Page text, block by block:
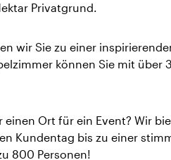
Privatgrund.
wir Sie zu einer
können Sie mit
einen Ort für ein Event? Wir
Kundentag bis zu einer
800 Personen!